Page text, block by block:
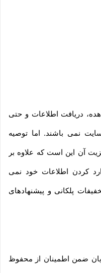
دریافت اطلاعات و حتی
نمی باشند. اما توصیه
آن این است که علاوه بر
کردن اطلاعات خود نمی
پلکانی و پیشنهادهای
ضمن اطمینان از محفوظ